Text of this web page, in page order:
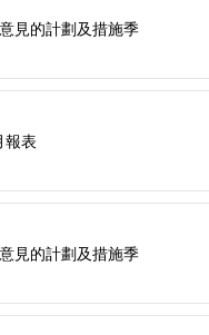
見的計劃及措施季
報表
見的計劃及措施季